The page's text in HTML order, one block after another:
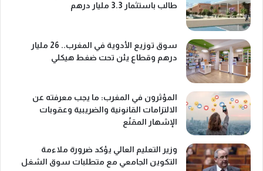
طالب باستثمار 3.3 مليار درهم
سوق توزيع الأدوية في المغرب.. 26 مليار
درهم وقطاع يئن تحت ضغط هيكلي
المؤثرون في المغرب: ما يجب معرفته عن
الالتزامات القانونية والضريبية وعقوبات
الإشهار المقنّع
وزير التعليم العالي يؤكد ضرورة ملاءمة
التكوين الجامعي مع متطلبات سوق الشغل